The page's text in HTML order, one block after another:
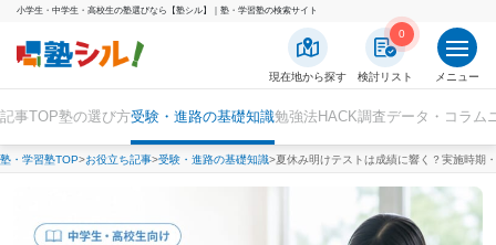
小学生・中学生・高校生の塾選びなら【塾シル】｜塾・学習塾の検索サイト
現在地から探す
0
検討リスト メニュー
記事TOP塾の選び方受験・進路の基礎知識勉強法HACK調査データ・コラム
塾・学習塾TOP お役立ち記事 受験・進路の基礎知識 夏休み明けテストは成績に響く？実施時期